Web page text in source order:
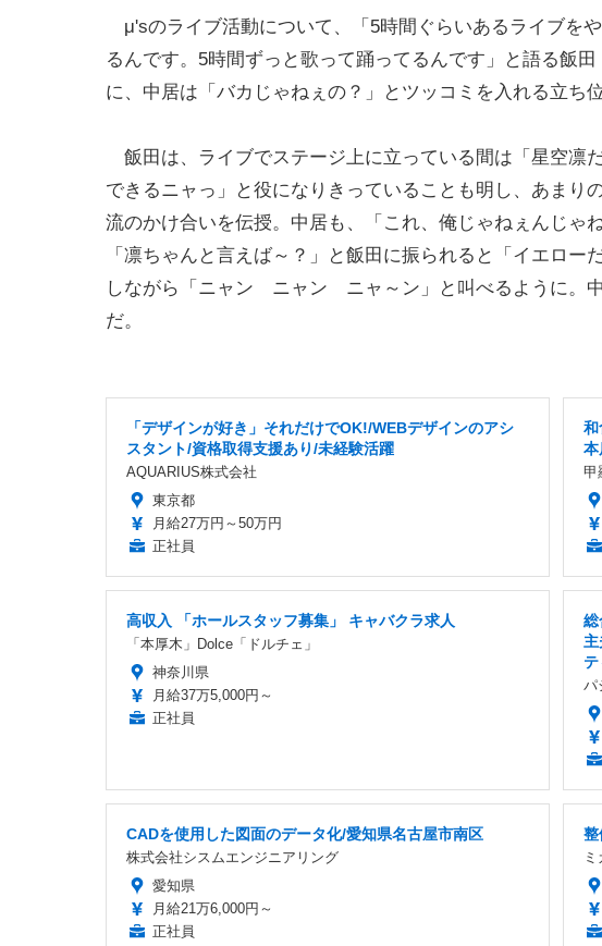
μ'sのライブ活動について、「5時間ぐらいあるライブをや
るんです。5時間ずっと歌って踊ってるんです」と語る飯田
に、中居は「バカじゃねぇの？」とツッコミを入れる立ち
飯田は、ライブでステージ上に立っている間は「星空
できるニャっ」と役になりきっていることも明し、あまり
流のかけ合いを伝授。中居も、「これ、俺じゃねぇんじゃ
「凛ちゃんと言えば～？」と飯田に振られると「イエロ
しながら「ニャン ニャン ニャ～ン」と叫べるように。
だ。
「デザインが好き」それだけでOK!/WEBデザインのアシ
スタント/資格取得支援あり/未経験活躍
AQUARIUS株式会社
東京都
月給27万円～50万円
正社員
和
本
甲
高収入 「ホールスタッフ募集」 キャバクラ求人
「本厚木」Dolce「ドルチェ」
神奈川県
月給37万5,000円～
正社員
総
テ
パ
CADを使用した図面のデータ化/愛知県名古屋市南区
株式会社シスムエンジニアリング
愛知県
月給21万6,000円～
正社員
整